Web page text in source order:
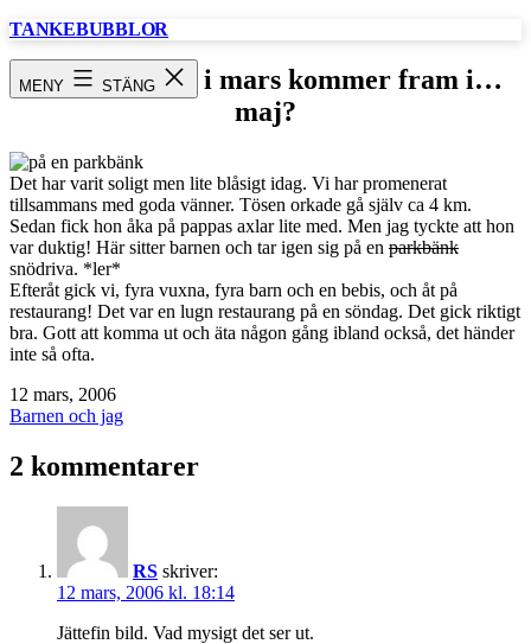
Hoppa
TANKEBUBBLOR
MENY STÄNG
Det som göms i mars kommer fram i…
maj?
Det har varit soligt men lite blåsigt idag. Vi har promenerat
tillsammans med goda vänner. Tösen orkade gå själv ca 4 km.
Sedan fick hon åka på pappas axlar lite med. Men jag tyckte att hon
var duktig! Här sitter barnen och tar igen sig på en parkbänk
snödriva. *ler*
Efteråt gick vi, fyra vuxna, fyra barn och en bebis, och åt på
restaurang! Det var en lugn restaurang på en söndag. Det gick riktigt
bra. Gott att komma ut och äta någon gång ibland också, det händer
inte så ofta.
Publicerat
den
12 mars, 2006
Kategoriserat
Barnen och jag
2 kommentarer
RS skriver:
12 mars, 2006 kl. 18:14
Jättefin bild. Vad mysigt det ser ut.